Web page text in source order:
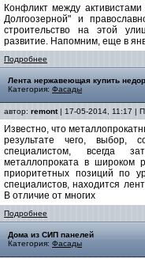
Конфликт между
Долгоозерной" и
строительство на этой
развитие. Напомним, еще в
Подробнее
Лента нержавеющая купить
Категория: Фасады
автор: remont| 17-05-2014, 11:17 |
Известно, что
результате чего, выбор,
специалистом, всегда
металлопроката в широком
приоритетных позиций по
специалистов, находится
В отличие от многих
Подробнее
Дома из СИП панелей
Категория: Фасады